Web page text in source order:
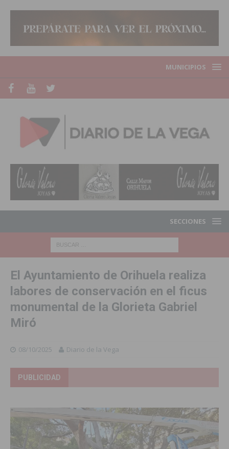
MUNICIPIOS
SECCIONES
El Ayuntamiento de Orihuela realiza
labores de conservación en el ficus
monumental de la Glorieta Gabriel
Miró
08/10/2025 Diario de la Vega
PUBLICIDAD